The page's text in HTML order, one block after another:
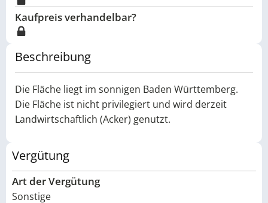
Kaufpreis verhandelbar?
Beschreibung
Die Fläche liegt im sonnigen Baden Württemberg.
Die Fläche ist nicht privilegiert und wird derzeit
Landwirtschaftlich (Acker) genutzt.
Vergütung
Art der Vergütung
Sonstige